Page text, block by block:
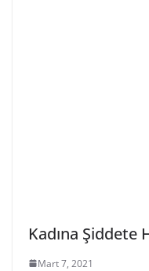
Kadına Şiddete
Mart 7, 2021